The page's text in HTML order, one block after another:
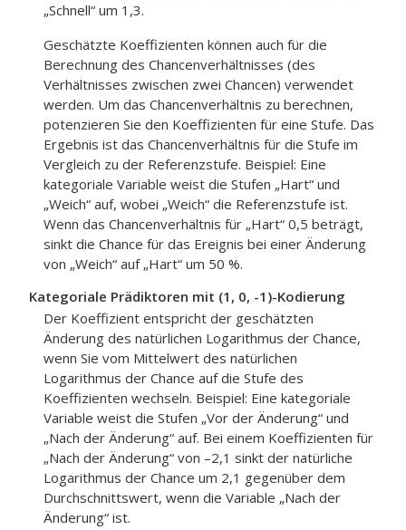
„Schnell“ um 1,3.
Geschätzte Koeffizienten können auch für die
Berechnung des Chancenverhältnisses (des
Verhältnisses zwischen zwei Chancen) verwendet
werden. Um das Chancenverhältnis zu berechnen,
potenzieren Sie den Koeffizienten für eine Stufe. Das
Ergebnis ist das Chancenverhältnis für die Stufe im
Vergleich zu der Referenzstufe. Beispiel: Eine
kategoriale Variable weist die Stufen „Hart“ und
„Weich“ auf, wobei „Weich“ die Referenzstufe ist.
Wenn das Chancenverhältnis für „Hart“ 0,5 beträgt,
sinkt die Chance für das Ereignis bei einer Änderung
von „Weich“ auf „Hart“ um 50 %.
Kategoriale Prädiktoren mit (1, 0, -1)-Kodierung
Der Koeffizient entspricht der geschätzten
Änderung des natürlichen Logarithmus der Chance,
wenn Sie vom Mittelwert des natürlichen
Logarithmus der Chance auf die Stufe des
Koeffizienten wechseln. Beispiel: Eine kategoriale
Variable weist die Stufen „Vor der Änderung“ und
„Nach der Änderung“ auf. Bei einem Koeffizienten für
„Nach der Änderung“ von –2,1 sinkt der natürliche
Logarithmus der Chance um 2,1 gegenüber dem
Durchschnittswert, wenn die Variable „Nach der
Änderung“ ist.